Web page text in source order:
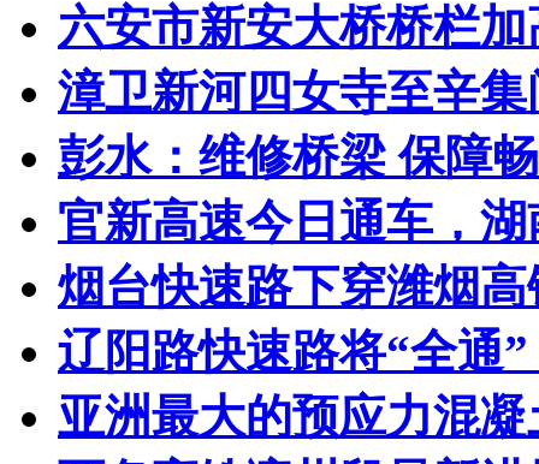
六安市新安大桥桥栏
漳卫新河四女寺至辛
彭水：维修桥梁 保障
官新高速今日通车，
烟台快速路下穿潍烟
辽阳路快速路将“全通
亚洲最大的预应力混